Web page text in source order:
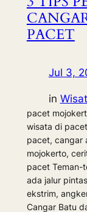
PACET
Jul 3,
in
pacet
wisata di
pacet, cangar
mojokerto,
pacet Teman-
ada jalur
ekstrim,
Cangar Batu